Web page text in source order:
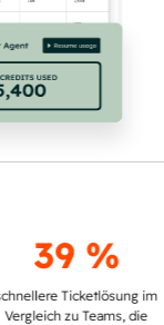
39 %
Ticketlösung im
zu Teams, die